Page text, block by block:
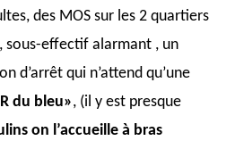
des MOS sur les 2 quartiers
sous-effectif alarmant , un
d’arrêt qui n’attend qu’une
du bleu», (il y est presque
on l’accueil le à bras